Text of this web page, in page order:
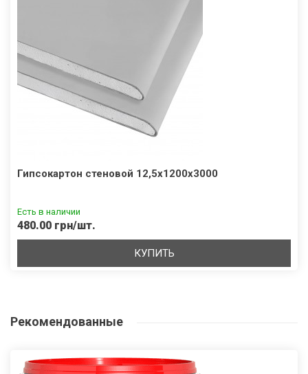
Гипсокартон cтеновой 12,5х1200х3000
Есть в наличии
480.00 грн/шт.
КУПИТЬ
Рекомендованные